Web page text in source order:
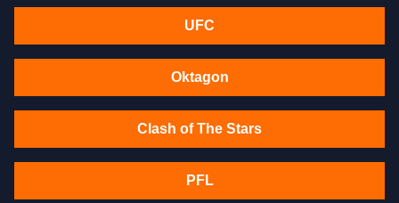
UFC
Oktagon
Clash of The Stars
PFL